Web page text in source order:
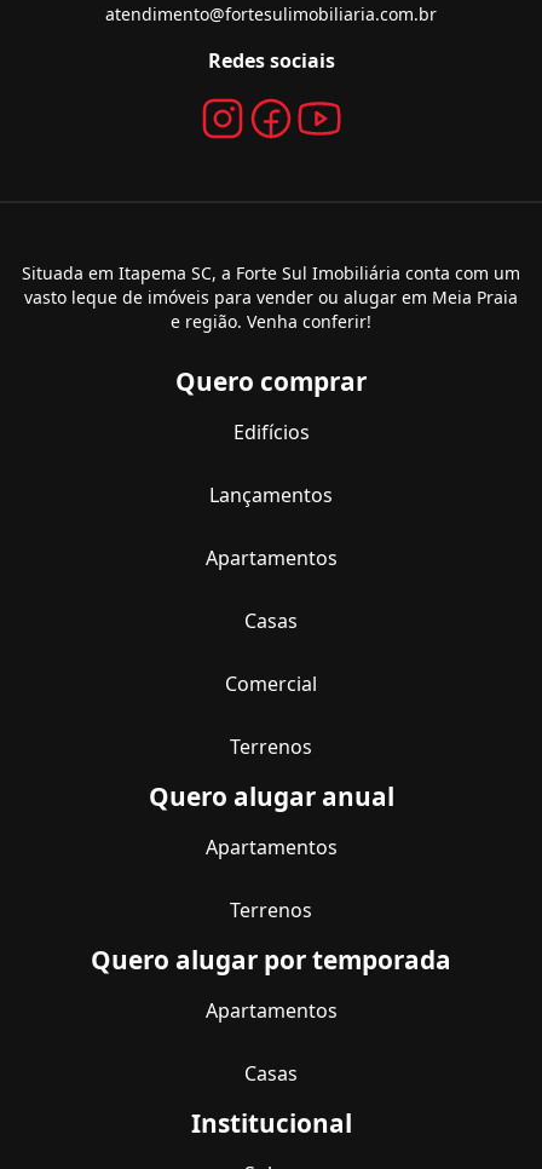
atendimento@fortesulimobiliaria.com.br
Redes sociais
Situada em Itapema SC, a Forte Sul Imobiliária conta com um
vasto leque de imóveis para vender ou alugar em Meia Praia
e região. Venha conferir!
Quero comprar
Edifícios
Lançamentos
Apartamentos
Casas
Comercial
Terrenos
Quero alugar anual
Apartamentos
Terrenos
Quero alugar por temporada
Apartamentos
Casas
Institucional